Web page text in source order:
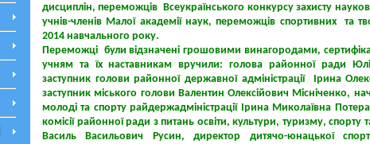
дисциплін, переможців Всеукраїнського конкурсу захисту
учнів-членів Малої академії наук, переможців спортивних та
2014 навчального року.
Переможці були відзначені грошовими винагородами,
учням та їх наставникам вручили: голова районної ради
заступник голови районної державної адміністрації Ірина
заступник міського голови Валентин Олексійович Місніченко,
молоді та спорту райдержадміністрації Ірина Миколаївна
комісії районної ради з питань освіти, культури, туризму, спорту
Василь Васильович Русин, директор дитячо-юнацької